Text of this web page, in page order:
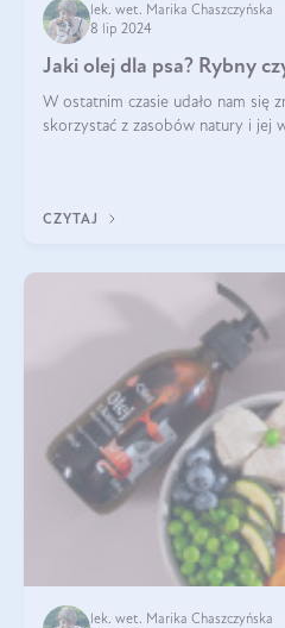
lek. wet. Marika Chaszczyńska
8 lip 2024
Jaki olej dla psa? Rybny
W ostatnim czasie udało nam się
skorzystać z zasobów natury i jej
CZYTAJ
lek. wet. Marika Chaszczyńska